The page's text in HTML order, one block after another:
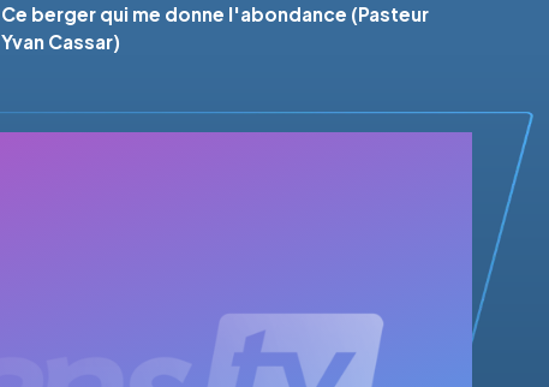
Ce berger qui me donne l'abondance (Pasteur
Yvan Cassar)